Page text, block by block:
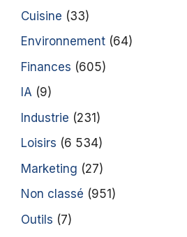
Cuisine (33)
Environnement (64)
Finances (605)
IA (9)
Industrie (231)
Loisirs (6 534)
Marketing (27)
Non classé (951)
Outils (7)